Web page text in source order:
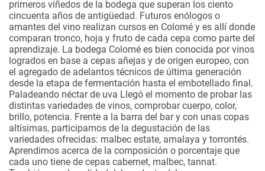
primeros viñedos de la bodega que superan los ciento
cincuenta años de antigüedad. Futuros enólogos o
amantes del vino realizan cursos en Colomé y es allí donde
comparan tronco, hoja y fruto de cada cepa como parte del
aprendizaje. La bodega Colomé es bien conocida por vinos
logrados en base a cepas añejas y de origen europeo, con
el agregado de adelantos técnicos de última generación
desde la etapa de fermentación hasta el embotellado final.
Paladeando néctar de uva Llegó el momento de probar las
distintas variedades de vinos, comprobar cuerpo, color,
brillo, potencia. Frente a la barra del bar y con unas copas
altísimas, participamos de la degustación de las
variedades ofrecidas: malbec estate, amalaya y torrontés.
Aprendimos acerca de la composición o porcentaje que
cada uno tiene de cepas cabernet, malbec, tannat.